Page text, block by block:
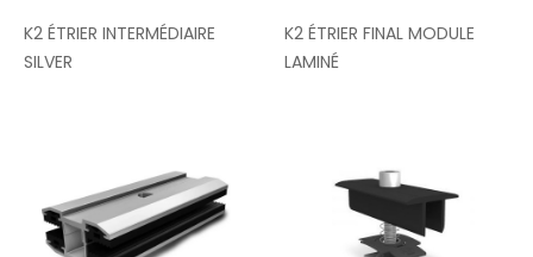
K2 ÉTRIER INTERMÉDIAIRE
SILVER
K2 ÉTRIER FINAL MODULE
LAMINÉ